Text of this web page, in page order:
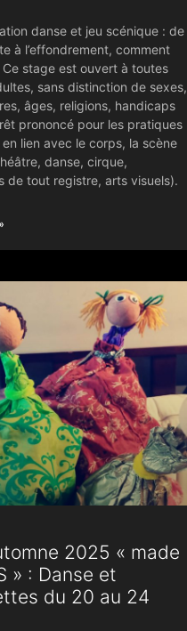
danse et jeu scénique : de
à l’effondrement, comment
Ce stage est ouvert à toutes
sans distinction de sexes,
âges, religions, handicaps
prononcé pour les pratiques
lien avec le corps, la scène
danse, cirque,
de tout registre, arts visuels).
2025 « made
» : Danse et
du 20 au 24